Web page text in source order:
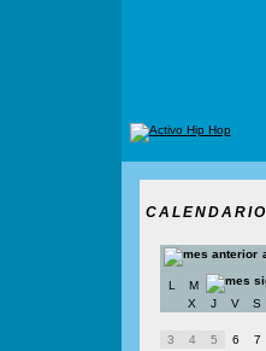
CALENDARIO
L
M
X
J V S
3
4 5 6 7